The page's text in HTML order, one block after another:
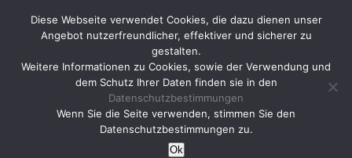
Die schönsten Ideen für
Deine Yogastunden
Diese Webseite verwendet Cookies, die dazu dienen unser
Angebot nutzerfreundlicher, effektiver und sicherer zu
gestalten.
Weitere Informationen zu Cookies, sowie der Verwendung und
dem Schutz Ihrer Daten finden sie in den
Datenschutzbestimmungen
Wenn Sie die Seite verwenden, stimmen Sie den
Datenschutzbestimmungen zu.
Ok